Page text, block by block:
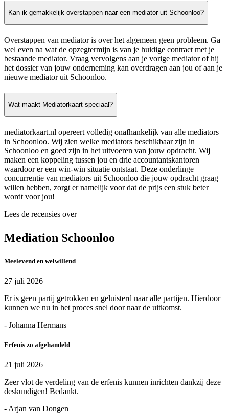
Kan ik gemakkelijk overstappen naar een mediator uit Schoonloo?
Overstappen van mediator is over het algemeen geen probleem. Ga
wel even na wat de opzegtermijn is van je huidige contract met je
bestaande mediator. Vraag vervolgens aan je vorige mediator of hij
het dossier van jouw onderneming kan overdragen aan jou of aan je
nieuwe mediator uit Schoonloo.
Wat maakt Mediatorkaart speciaal?
mediatorkaart.nl opereert volledig onafhankelijk van alle mediators
in Schoonloo. Wij zien welke mediators beschikbaar zijn in
Schoonloo en goed zijn in het uitvoeren van jouw opdracht. Wij
maken een koppeling tussen jou en drie accountantskantoren
waardoor er een win-win situatie ontstaat. Deze onderlinge
concurrentie van mediators uit Schoonloo die jouw opdracht graag
willen hebben, zorgt er namelijk voor dat de prijs een stuk beter
wordt voor jou!
Lees de recensies over
Mediation Schoonloo
Meelevend en welwillend
27 juli 2026
Er is geen partij getrokken en geluisterd naar alle partijen. Hierdoor
kunnen we nu in het proces snel door naar de uitkomst.
- Johanna Hermans
Erfenis zo afgehandeld
21 juli 2026
Zeer vlot de verdeling van de erfenis kunnen inrichten dankzij deze
deskundigen! Bedankt.
- Arjan van Dongen